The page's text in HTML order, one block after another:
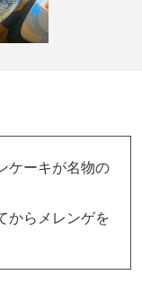
ケーキが名物の
からメレンゲを